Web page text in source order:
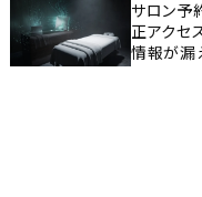
サロン予
正アクセ
情報が漏